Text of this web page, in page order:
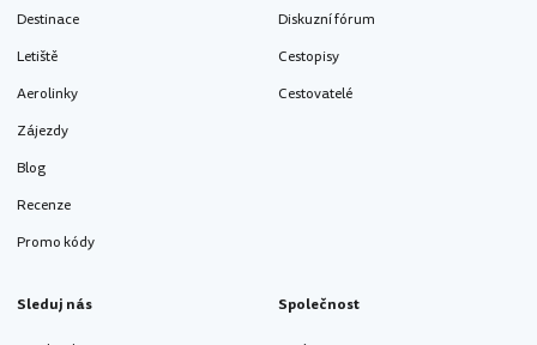
Destinace
Letiště
Aerolinky
Zájezdy
Blog
Recenze
Promo kódy
Diskuzní fórum
Cestopisy
Cestovatelé
Sleduj nás Společnost